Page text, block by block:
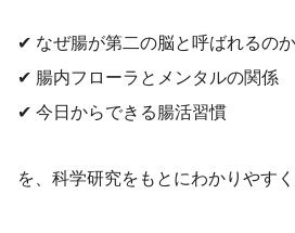
✔ なぜ腸が第二の脳と呼ばれるのか
✔ 腸内フローラとメンタルの関係
✔ 今日からできる腸活習慣
を、科学研究をもとにわかりやすく